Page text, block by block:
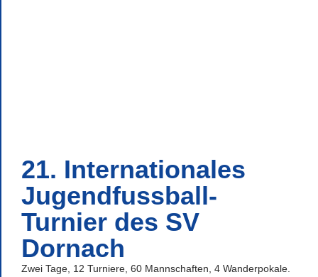
21. Internationales
Jugendfussball-
Turnier des SV
Dornach
Zwei Tage, 12 Turniere, 60 Mannschaften, 4 Wanderpokale.